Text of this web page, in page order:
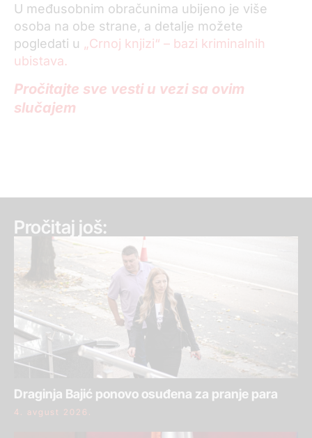
U međusobnim obračunima ubijeno je više
osoba na obe strane, a detalje možete
pogledati u „Crnoj knjizi“ – bazi kriminalnih
ubistava.
Pročitajte sve vesti u vezi sa ovim
slučajem
Pročitaj još:
Draginja Bajić ponovo osuđena za pranje para
4. avgust 2026.